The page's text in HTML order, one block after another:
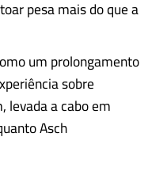
pesa mais do que a
um prolongamento
sobre
levada a cabo em
Asch